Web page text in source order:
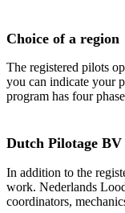
Choice of a region
The registered pilots
you can indicate your
program has four
Dutch Pilotage BV
In addition to the
work. Nederlands
coordinators,